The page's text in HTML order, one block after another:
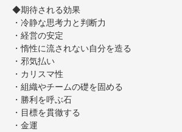
◆期待される効果
・冷静な思考力と判断力
・経営の安定
・惰性に流されない自分を造る
・邪気払い
・カリスマ性
・組織やチームの礎を固める
・勝利を呼ぶ石
・目標を貫徹する
・金運